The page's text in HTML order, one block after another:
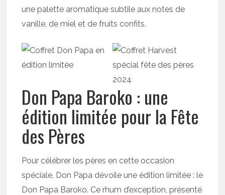
une palette aromatique subtile aux notes de
vanille, de miel et de fruits confits.
Don Papa Baroko : une
édition limitée pour la Fête
des Pères
Pour célébrer les pères en cette occasion
spéciale, Don Papa dévoile une édition limitée : le
Don Papa Baroko. Ce rhum d’exception, présenté